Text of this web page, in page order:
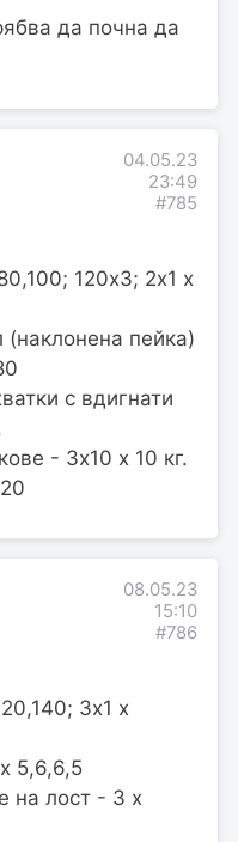
да почна да
04.05.23
23:49
#785
120х3; 2х1 х
пейка)
с вдигнати
- 3х10 х 10 кг.
08.05.23
15:10
#786
3х1 х
5,6,6,5
на лост - 3 х